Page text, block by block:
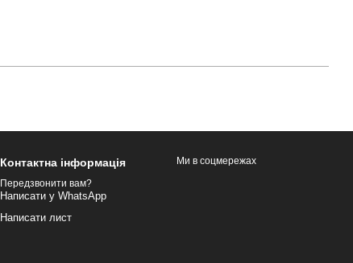
Контактна інформація
Передзвонити вам?
Написати у WhatsApp
Написати лист
Ми в соцмережах